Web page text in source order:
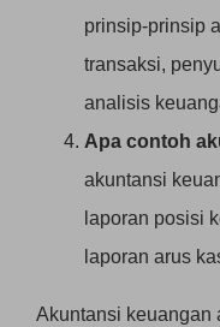
prinsip-prinsip
transaksi,
analisis
Apa contoh
akuntansi
laporan posisi
laporan arus
Akuntansi keuangan